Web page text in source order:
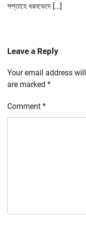
সপ্তাহে ধরনভেদে […]
Leave a Reply
Your email address
are marked *
Comment *